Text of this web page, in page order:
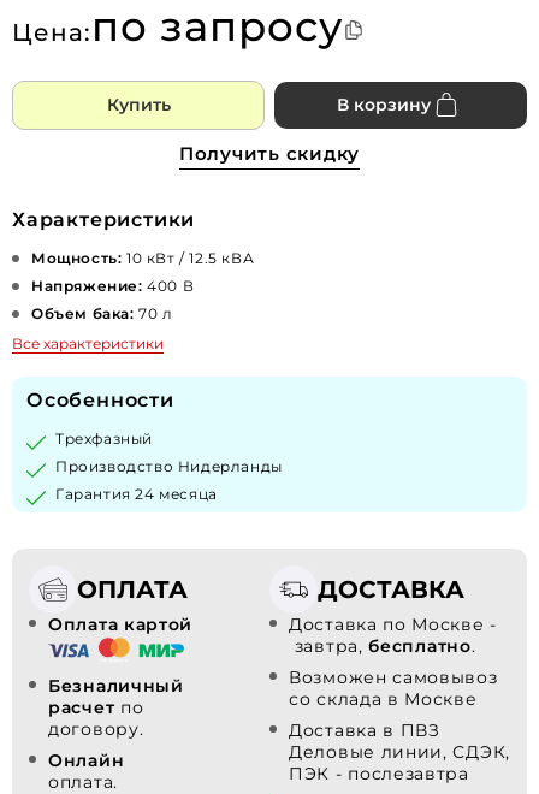
Цена: по запросу
Купить В корзину
Получить скидку
Характеристики
Мощность: 10 кВт / 12.5 кВА
Напряжение: 400 В
Объем бака: 70 л
Все характеристики
Особенности
Трехфазный
Производство Нидерланды
Гарантия 24 месяца
ОПЛАТА
Оплата картой
Безналичный
расчет по
договору.
Онлайн
оплата.
ДОСТАВКА
Доставка по Москве -
завтра,бесплатно.
Возможен самовывоз
со склада в Москве
Доставка в ПВЗ
Деловые линии, СДЭК,
ПЭК - послезавтра